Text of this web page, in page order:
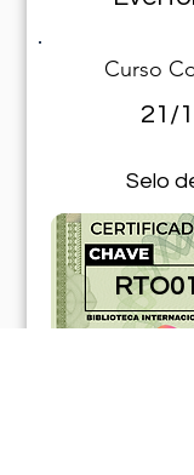
Curso
21/
Selo